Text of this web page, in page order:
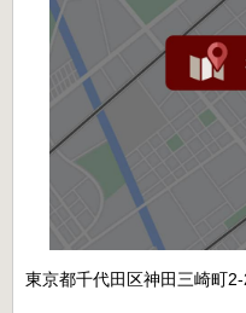
東京都千代田区神田三崎町